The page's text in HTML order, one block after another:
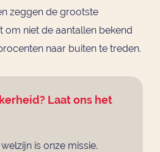
zeggen de grootste
niet de aantallen bekend
naar buiten te treden.
Laat ons het
is onze missie.